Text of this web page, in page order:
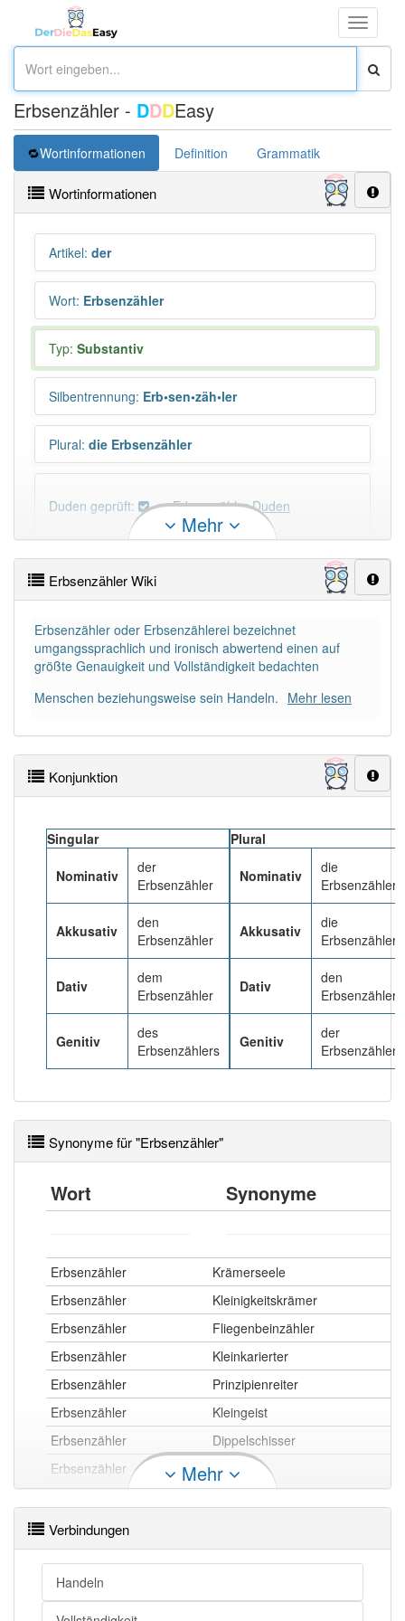
Toggle
Erbsenzähler - DDDEasy
Wortinformationen Definition Grammatik
Wortinformationen
Artikel: der
Wort: Erbsenzähler
Typ: Substantiv
Silbentrennung: Erb•sen•zäh•ler
Plural: die Erbsenzähler
Duden geprüft: Erbsenzähler Duden
×
Wörter, die mit "-ler" enden, haben fast immer
DER:1 397
DIE:9Ausnahmen Beispiele
Schimpfwort:Ja
PowerIndex:21
Wörter mit Endung-erbsenzähler
Wörter mit Endung-erbsenzähleraber mit einem
anderen Artikelder: 0
Das Wort wird häufig verwendet im Bereich
95% unserer Spielapp-Nutzer haben den Artikel
korrekt erraten.
Mehr
Erbsenzähler Wiki
Erbsenzähler oder Erbsenzählerei bezeichnet
umgangssprachlich und ironisch abwertend einen auf
größte Genauigkeit und Vollständigkeit bedachten
Menschen beziehungsweise sein Handeln. Mehr lesen
Konjunktion
Singular
Nominativ
der
Erbsenzähler
Akkusativ
den
Erbsenzähler
Dativ
dem
Erbsenzähler
Genitiv
des
Erbsenzählers
Plural
Nominativ
die
Erbsenzähler
Akkusativ
die
Erbsenzähler
Dativ
den
Erbsenzählern
Genitiv
der
Erbsenzähler
Synonyme für "Erbsenzähler"
Wort Synonyme
Erbsenzähler
Krämerseele
Erbsenzähler
Kleinigkeitskrämer
Erbsenzähler
Fliegenbeinzähler
Erbsenzähler
Kleinkarierter
Erbsenzähler
Prinzipienreiter
Erbsenzähler
Kleingeist
Erbsenzähler
Dippelschisser
Erbsenzähler
Pedant
Erbsenzähler
Erbsenzähler
Tüpflischisser
Erbsenzähler
Mehr
Verbindungen
Handeln